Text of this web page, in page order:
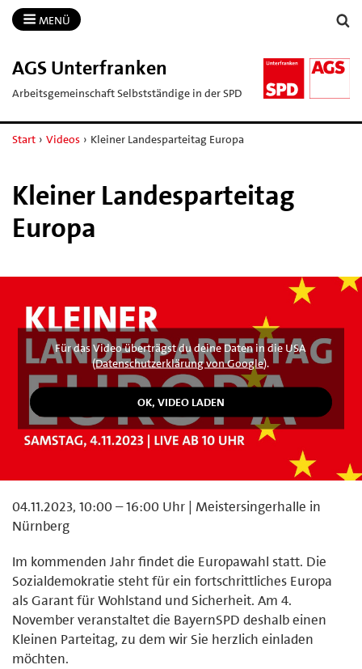
MENÜ
AGS Unterfranken
Arbeitsgemeinschaft Selbstständige in der SPD
Start › Videos › Kleiner Landesparteitag Europa
Kleiner Landesparteitag
Europa
Für das Video überträgst du deine Daten in die USA
(Datenschutzerklärung von Google).
04.11.2023, 10:00 – 16:00 Uhr | Meistersingerhalle in
Nürnberg
Im kommenden Jahr findet die Europawahl statt. Die
Sozialdemokratie steht für ein fortschrittliches Europa
als Garant für Wohlstand und Sicherheit. Am 4.
November veranstaltet die BayernSPD deshalb einen
Kleinen Parteitag, zu dem wir Sie herzlich einladen
möchten.